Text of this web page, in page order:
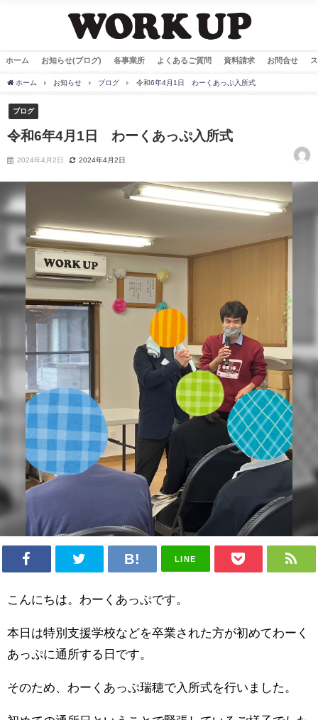
ホーム お知らせ(ブログ) 各事業所 よくあるご質問 資料請求 お問合せ
ホーム お知らせ ブログ 令和6年4月1日 わーくあっぷ入所式
ブログ
令和6年4月1日 わーくあっぷ入所式
2024年4月2日 2024年4月2日
LINE
こんにちは。わーくあっぷです。
本日は特別支援学校などを卒業された方が初めてわーく
あっぷに通所する日です。
そのため、わーくあっぷ瑞穂で入所式を行いました。